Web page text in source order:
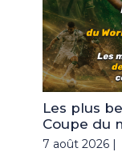
Les plus
Coupe du
7 août 2026 |